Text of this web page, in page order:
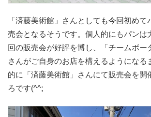
「済藤美術館」さんとしても今回初めて
売会となるそうです。個人的にもパンは
回の販売会が好評を博し、「チームボー
さんがご自身のお店を構えるようになる
的に「済藤美術館」さんにて販売会を開
ろです(^^;